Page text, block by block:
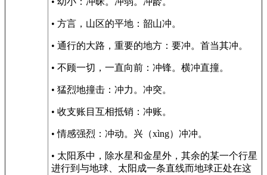
• 方言，山区的平地：韶山冲。
• 通行的大路，重要的地方：要冲。首当其冲。
• 不顾一切，一直向前：冲锋。横冲直撞。
• 猛烈地撞击：冲力。冲突。
• 收支账目互相抵销：冲账。
• 情感强烈：冲动。兴（xìng）冲冲。
• 太阳系中，除水星和金星外，其余的某一个行星
进行到与地球、太阳成一条直线而地球正处在这